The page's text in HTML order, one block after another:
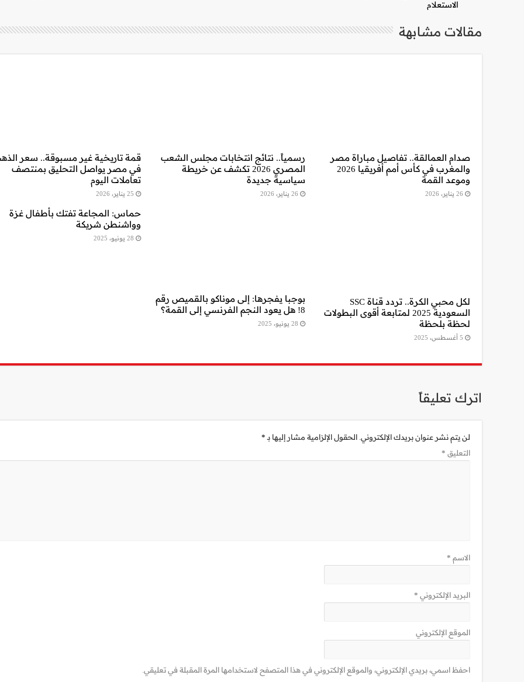
الاستعلام
مقالات مشابهة
صدام العمالقة.. تفاصيل مباراة مصر
والمغرب في كأس أمم أفريقيا 2026
وموعد القمة
26 يناير، 2026
رسمياً.. نتائج انتخابات مجلس الشعب
المصري 2026 تكشف عن خريطة
سياسية جديدة
26 يناير، 2026
قمة تاريخية غير مسبوقة.. سعر
في مصر يواصل التحليق بمنتصف
تعاملات اليوم
25 يناير، 2026
لكل محبي الكرة.. تردد قناة SSC
السعودية 2025 لمتابعة أقوى البطولات
لحظة بلحظة
5 أغسطس، 2025
بوجبا يفجرها: إلى موناكو بالقميص رقم
8! هل يعود النجم الفرنسي إلى القمة؟
28 يونيو، 2025
حماس: المجاعة تفتك بأطفال غزة
وواشنطن شريكة
28 يونيو، 2025
اترك تعليقاً
لن يتم نشر عنوان بريدك الإلكتروني. الحقول الإلزامية مشار إليها بـ *
التعليق *
الاسم *
البريد الإلكتروني *
الموقع الإلكتروني
احفظ اسمي، بريدي الإلكتروني، والموقع الإلكتروني في هذا المتصفح لاستخدامها المرة المقبلة في تعليقي.